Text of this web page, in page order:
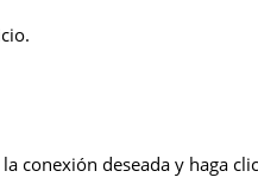
conexión deseada y haga